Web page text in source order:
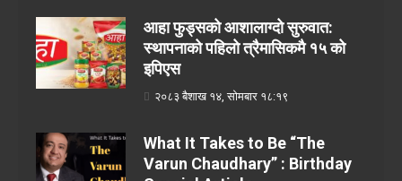
आहा फुड्सको आशालाग्दो सुरुवात:
स्थापनाको पहिलो त्रैमासिकमै १५ को
इपिएस
२०८३ बैशाख १४, सोमबार १८:१९
What It Takes to Be “The
Varun Chaudhary” : Birthday